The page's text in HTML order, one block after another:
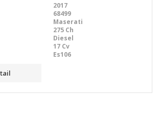
2017
68499
Maserati
275 Ch
Diesel
17 Cv
Es106